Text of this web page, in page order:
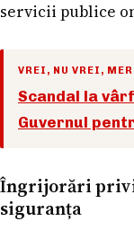
servicii publice
VREI, NU VREI,
Scandal la
Guvernul
Îngrijorări
siguranța